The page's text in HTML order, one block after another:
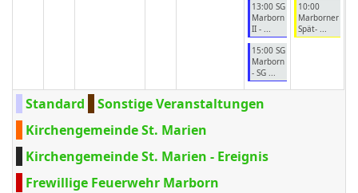
13:00 SG
Marborn
II - ...
15:00 SG
Marborn
- SG ...
10:00
Marborner
Spät- ...
Standard
Sonstige Veranstaltungen
Kirchengemeinde St. Marien
Kirchengemeinde St. Marien - Ereignis
Frewillige Feuerwehr Marborn